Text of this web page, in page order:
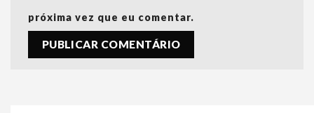
próxima vez que eu comentar.